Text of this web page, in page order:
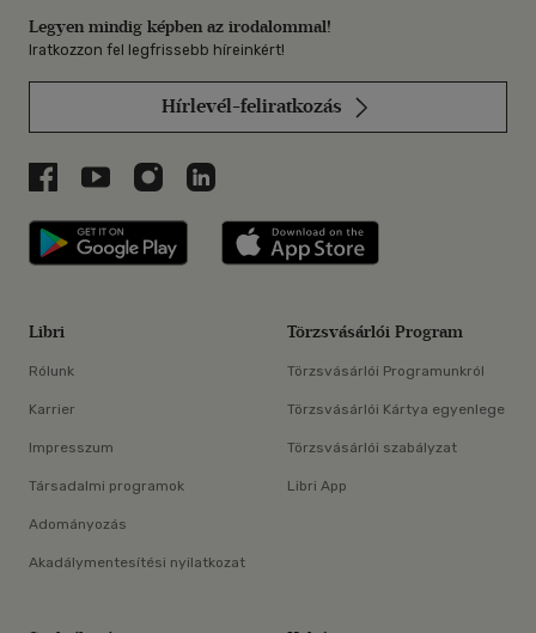
Legyen mindig képben az irodalommal!
Iratkozzon fel legfrissebb híreinkért!
Hírlevél-feliratkozás
Libri a Facebookon
Libri a Youtube-on
Libri az Instagramon
Libri a LinkedInen
Libri applikáció Szerezd meg: Google
Libri
Rólunk
Karrier
Impresszum
Társadalmi programok
Adományozás
Akadálymentesítési nyilatkozat
Törzsvásárlói Program
Törzsvásárlói Programunkról
Törzsvásárlói Kártya egyenlege
Törzsvásárlói szabályzat
Libri App